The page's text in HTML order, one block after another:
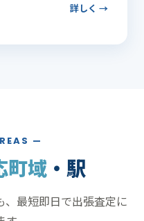
詳しく →
—
町域 ・駅
最短即日で出張査定に